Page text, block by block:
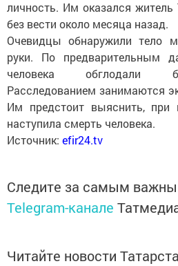
личность. Им оказался житель
без вести около месяца назад.
Очевидцы обнаружили тело
руки. По предварительным
человека обглодали
Расследованием занимаются
Им предстоит выяснить, при
наступила смерть человека.
Источник: efir24.tv
Следите за самым
Telegram-канале
Читайте новости